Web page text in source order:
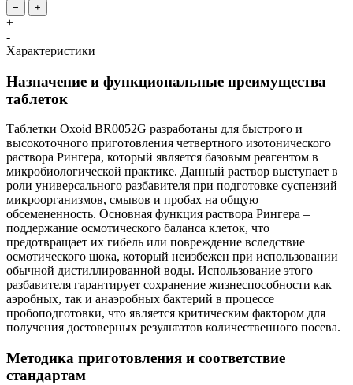
−
+
+
-
Характеристики
Назначение и функциональные преимущества
таблеток
Таблетки Oxoid BR0052G разработаны для быстрого и
высокоточного приготовления четвертного изотонического
раствора Рингера, который является базовым реагентом в
микробиологической практике. Данный раствор выступает в
роли универсального разбавителя при подготовке суспензий
микроорганизмов, смывов и пробах на общую
обсемененность. Основная функция раствора Рингера –
поддержание осмотического баланса клеток, что
предотвращает их гибель или повреждение вследствие
осмотического шока, который неизбежен при использовании
обычной дистиллированной воды. Использование этого
разбавителя гарантирует сохранение жизнеспособности как
аэробных, так и анаэробных бактерий в процессе
пробоподготовки, что является критическим фактором для
получения достоверных результатов количественного посева.
Методика приготовления и соответствие
стандартам